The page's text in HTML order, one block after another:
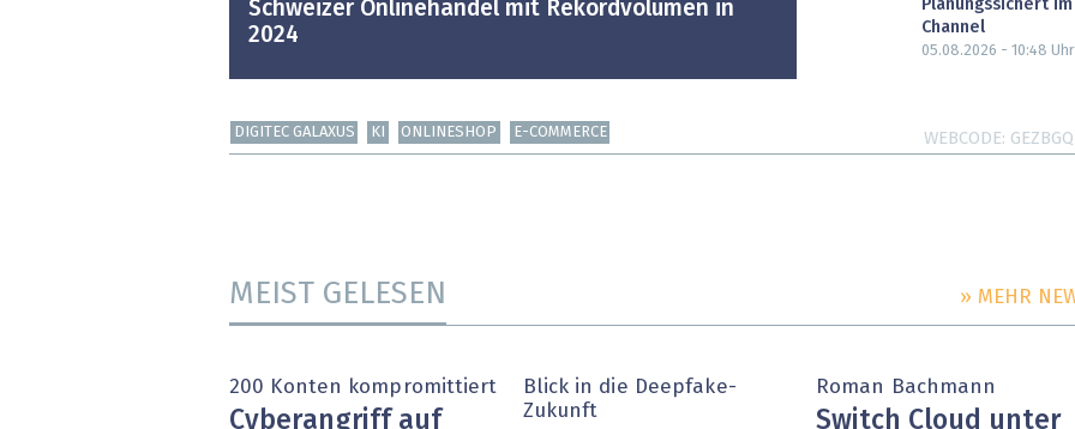
Schweizer Onlinehandel mit Rekordvolumen in
2024
Planungssichert im
Channel
05.08.2026 - 10:48 Uhr
DIGITEC GALAXUS KI ONLINESHOP E-COMMERCE WEBCODE
MEIST GELESEN » MEHR
200 Konten kompromittiert
Cyberangriff auf
Blick in die Deepfake-
Zukunft
Roman Bachmann
Switch Cloud unter